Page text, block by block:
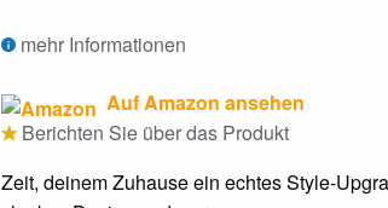
mehr Informationen
Auf Amazon ansehen
Berichten Sie über das Produkt
Zeit, deinem Zuhause ein echtes Style-